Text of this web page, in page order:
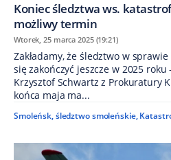
Koniec śledztwa ws.
możliwy termin
Wtorek, 25 marca 2025 (19:21)
Zakładamy, że śledztwo w
się zakończyć jeszcze w 2025
Krzysztof Schwartz z Prokuratury
końca maja ma...
Smoleńsk,śledztwo smoleńskie,